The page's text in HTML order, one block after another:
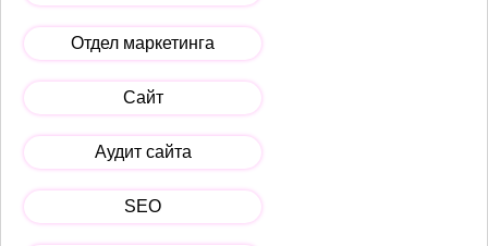
Отдел маркетинга
Сайт
Аудит сайта
SEO